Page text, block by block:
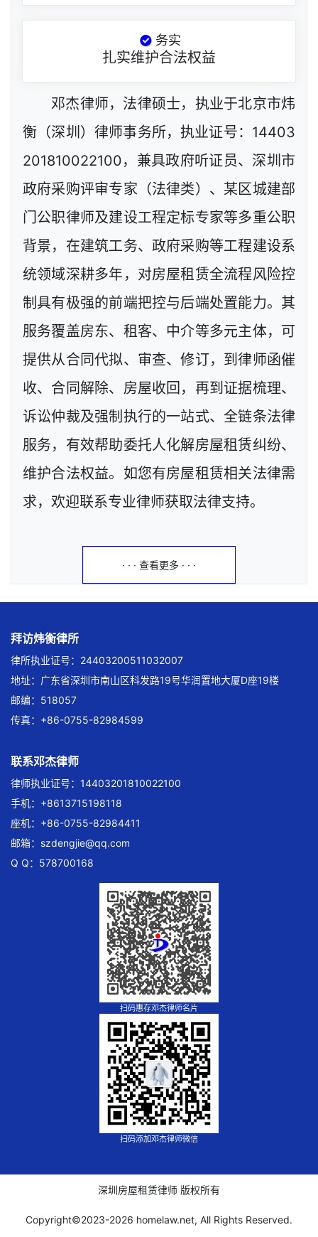
务实
扎实维护合法权益
邓杰律师，法律硕士，执业于北京市炜
衡（深圳）律师事务所，执业证号：14403
201810022100，兼具政府听证员、深圳市
政府采购评审专家（法律类）、某区城建部
门公职律师及建设工程定标专家等多重公职
背景，在建筑工务、政府采购等工程建设系
统领域深耕多年，对房屋租赁全流程风险控
制具有极强的前端把控与后端处置能力。其
服务覆盖房东、租客、中介等多元主体，可
提供从合同代拟、审查、修订，到律师函催
收、合同解除、房屋收回，再到证据梳理、
诉讼仲裁及强制执行的一站式、全链条法律
服务，有效帮助委托人化解房屋租赁纠纷、
维护合法权益。如您有房屋租赁相关法律需
求，欢迎联系专业律师获取法律支持。
· · · 查看更多 · · ·
拜访炜衡律所
律所执业证号：24403200511032007
地址：广东省深圳市南山区科发路19号华润置地大厦D座19楼
邮编：518057
传真：+86-0755-82984599
联系邓杰律师
律师执业证号：14403201810022100
手机：+8613715198118
座机：+86-0755-82984411
邮箱： szdengjie@qq.com
Q Q：578700168
扫码惠存邓杰律师名片
扫码添加邓杰律师微信
深圳房屋租赁律师 版权所有
Copyright©2023-2026 homelaw.net, All Rights Reserved.